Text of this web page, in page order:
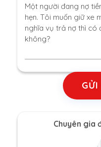
Một người đang nợ
hẹn. Tôi muốn giữ xe
nghĩa vụ trả nợ thì có
không?
GỬI
Chuyên gia